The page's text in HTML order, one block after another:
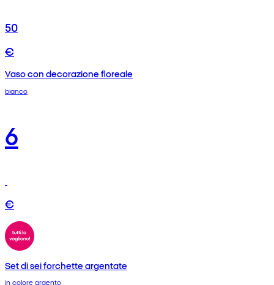
50
€
Vaso con decorazione floreale
bianco
6
€
Set di sei forchette argentate
in colore argento